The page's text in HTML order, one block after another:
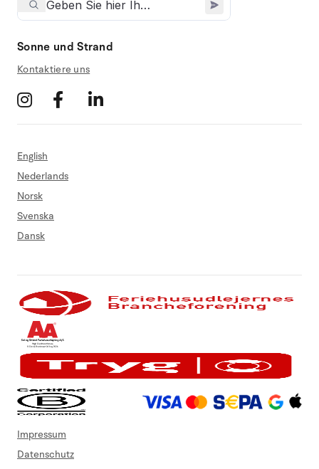
Sonne und Strand
Kontaktiere uns
English
Nederlands
Norsk
Svenska
Dansk
Impressum
Datenschutz